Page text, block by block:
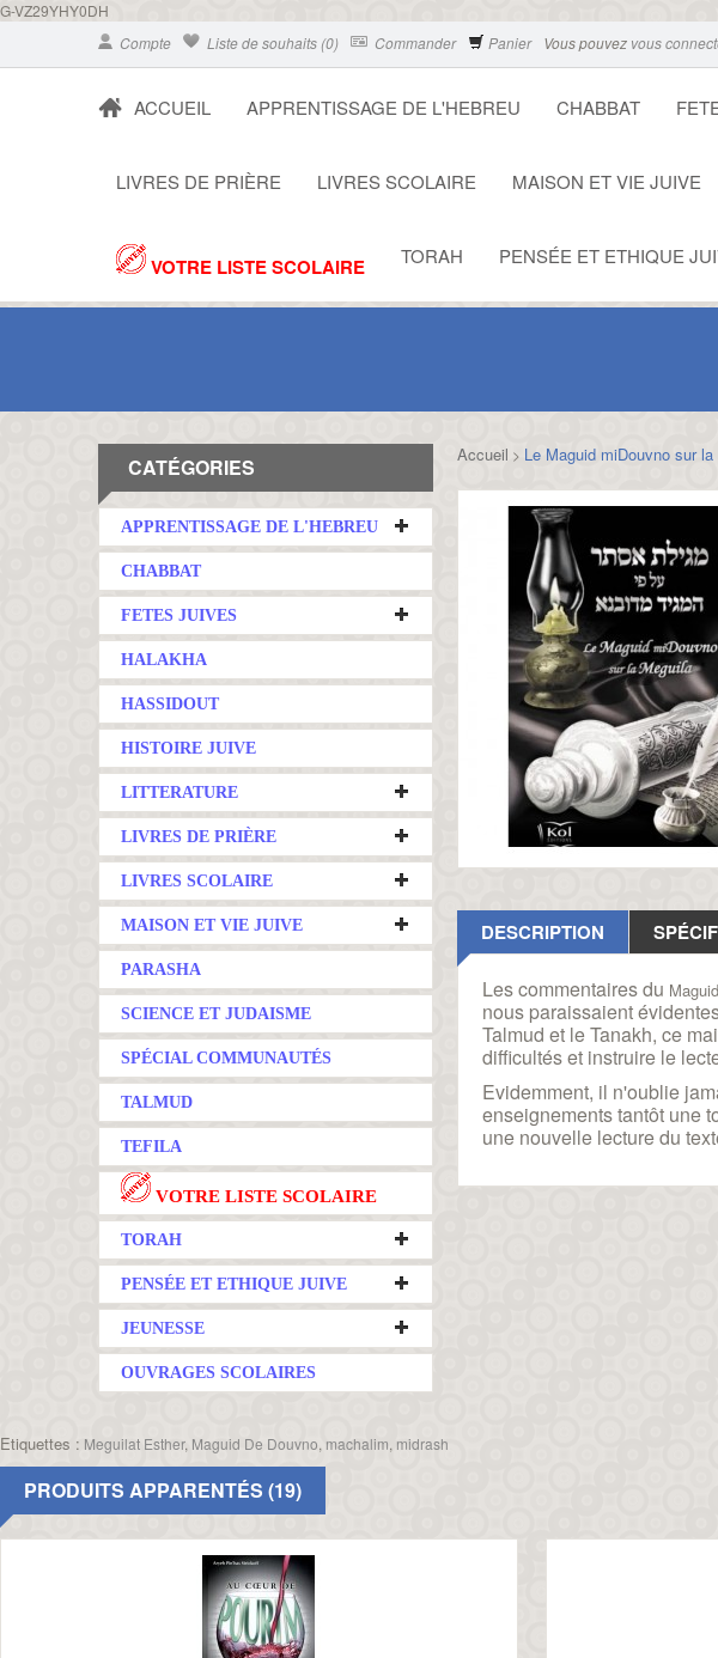
G-VZ29YHY0DH
Compte
Liste de souhaits (0) Commander Panier Vous pouvez vous
ACCUEIL APPRENTISSAGE DE L'HEBREU CHABBAT
LIVRES DE PRIÈRE LIVRES SCOLAIRE MAISON ET VIE JUIVE
VOTRE LISTE SCOLAIRE TORAH PENSÉE ET ETHIQUE
CATÉGORIES
APPRENTISSAGE DE L'HEBREU
CHABBAT
FETES JUIVES
HALAKHA
HASSIDOUT
HISTOIRE JUIVE
LITTERATURE
LIVRES DE PRIÈRE
LIVRES SCOLAIRE
MAISON ET VIE JUIVE
PARASHA
SCIENCE ET JUDAISME
SPÉCIAL COMMUNAUTÉS
TALMUD
TEFILA
VOTRE LISTE SCOLAIRE
TORAH
PENSÉE ET ETHIQUE JUIVE
JEUNESSE
OUVRAGES SCOLAIRES
Accueil > Le Maguid miDouvno sur
DESCRIPTION
Les commentaires du
nous paraissaient
Talmud et le Tanakh, ce
difficultés et instruire le
Evidemment, il n'oublie
enseignements tantôt une
une nouvelle lecture du
Etiquettes : Meguilat Esther, Maguid De Douvno, machalim, midrash
PRODUITS APPARENTÉS (19)